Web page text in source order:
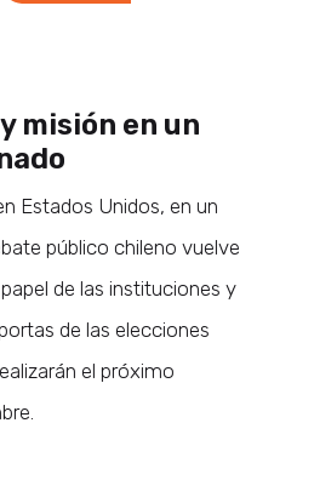
misión en un
Estados Unidos, en un
público chileno vuelve
de las instituciones y
de las elecciones
el próximo